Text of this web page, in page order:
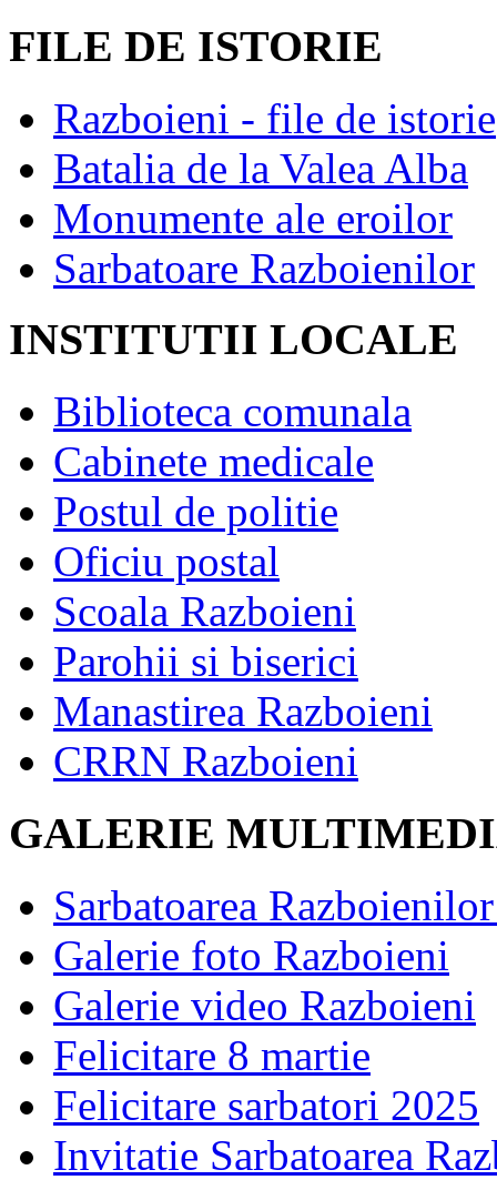
FILE DE ISTORIE
Razboieni - file de istorie
Batalia de la Valea Alba
Monumente ale eroilor
Sarbatoare Razboienilor
INSTITUTII LOCALE
Biblioteca comunala
Cabinete medicale
Postul de politie
Oficiu postal
Scoala Razboieni
Parohii si biserici
Manastirea Razboieni
CRRN Razboieni
GALERIE
Sarbatoarea
Galerie foto Razboieni
Galerie video Razboieni
Felicitare 8 martie
Felicitare sarbatori 2025
Invitatie Sarbatoarea